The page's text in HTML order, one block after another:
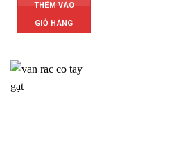
THÊM VÀO
GIỎ HÀNG